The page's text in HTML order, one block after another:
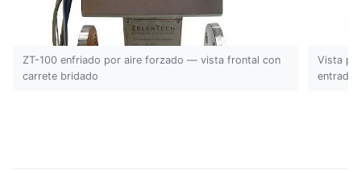
ZT-100 enfriado por aire forzado — vista frontal con
carrete bridado
Vista